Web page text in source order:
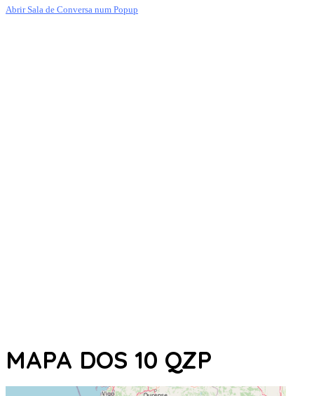
Abrir Sala de Conversa num Popup
MAPA DOS 10 QZP